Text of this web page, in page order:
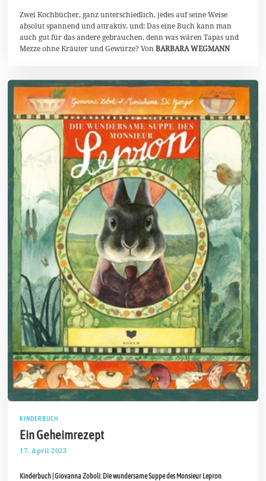
g
s
t
2
Zwei Kochbücher, ganz unterschiedlich, jedes auf seine Weise
absolut spannend und attraktiv, und: Das eine Buch kann man
auch gut für das andere gebrauchen, denn was wären Tapas und
Mezze ohne Kräuter und Gewürze? VonBARBARA WEGMANN
KINDERBUCH
Ein Geheimrezept
17. April 2023
A
Kinderbuch | Giovanna Zoboli: Die wundersame Suppe des Monsieur Lepron